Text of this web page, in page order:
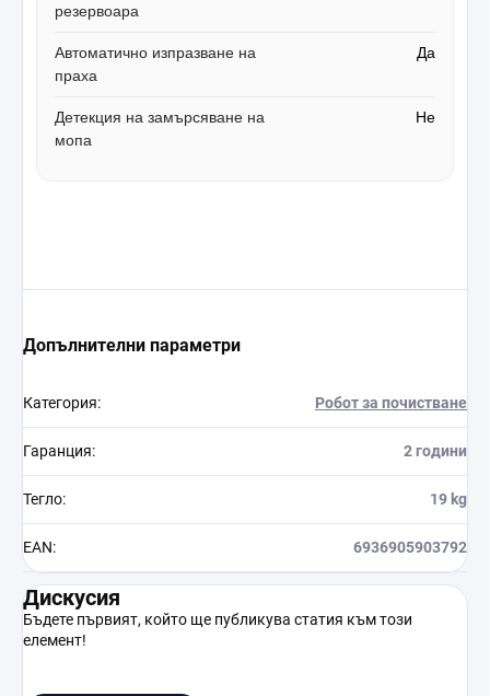
резервоара
Автоматично изпразване на
праха
Да
Детекция на замърсяване на
мопа
Не
Допълнителни параметри
Категория: Робот за почистване
Гаранция: 2 години
Тегло: 19 kg
EAN: 6936905903792
Дискусия
Бъдете първият, който ще публикува статия към този
елемент!